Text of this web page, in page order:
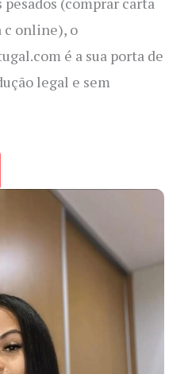
c online), o
é a sua porta de
legal e sem